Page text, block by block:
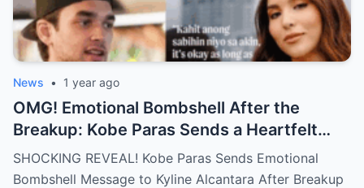
News • 1 year ago
OMG! Emotional Bombshell After the
Breakup: Kobe Paras Sends a Heartfelt
Message to Kyline Alcantara – His Words
Will Leave You Stunned and Speechless!
SHOCKING REVEAL! Kobe Paras Sends Emotional
Bombshell Message to Kyline Alcantara After Breakup